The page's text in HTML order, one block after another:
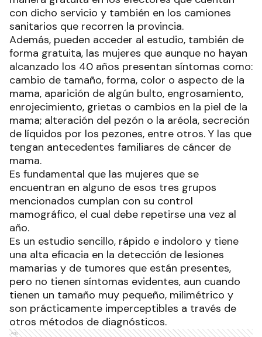
con dicho servicio y también en los camiones
sanitarios que recorren la provincia.
Además, pueden acceder al estudio, también de
forma gratuita, las mujeres que aunque no hayan
alcanzado los 40 años presentan síntomas como:
cambio de tamaño, forma, color o aspecto de la
mama, aparición de algún bulto, engrosamiento,
enrojecimiento, grietas o cambios en la piel de la
mama; alteración del pezón o la aréola, secreción
de líquidos por los pezones, entre otros. Y las que
tengan antecedentes familiares de cáncer de
mama.
Es fundamental que las mujeres que se
encuentran en alguno de esos tres grupos
mencionados cumplan con su control
mamográfico, el cual debe repetirse una vez al
año.
Es un estudio sencillo, rápido e indoloro y tiene
una alta eficacia en la detección de lesiones
mamarias y de tumores que están presentes,
pero no tienen síntomas evidentes, aun cuando
tienen un tamaño muy pequeño, milimétrico y
son prácticamente imperceptibles a través de
otros métodos de diagnósticos.
Ads